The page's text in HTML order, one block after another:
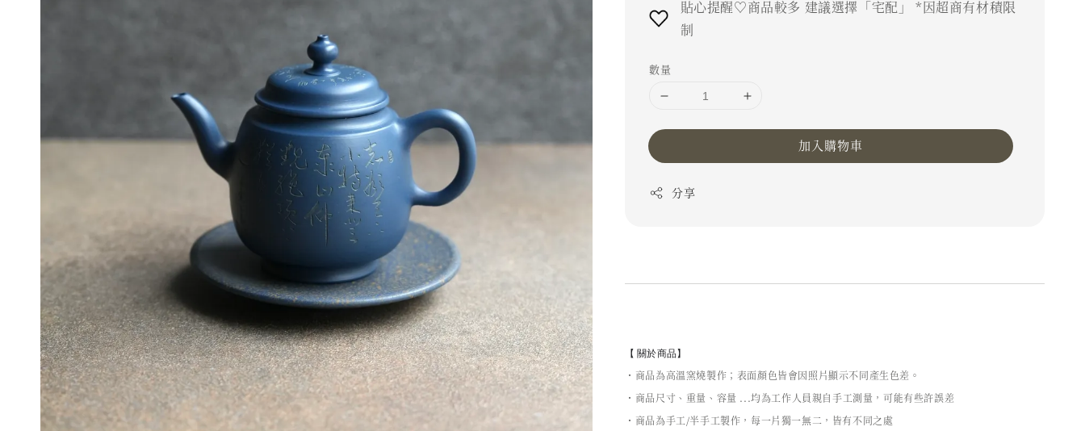
貼心提醒♡商品較多 建議選擇「宅配」 *因超商有材積限
制
數量
加入購物車
分享
【 關於商品】
・商品為高溫窯燒製作；表面顏色皆會因照片顯示不同產生色差。
・商品尺寸、重量、容量 ...均為工作人員親自手工測量，可能有些許誤差
・商品為手工/半手工製作，每一片獨一無二，皆有不同之處